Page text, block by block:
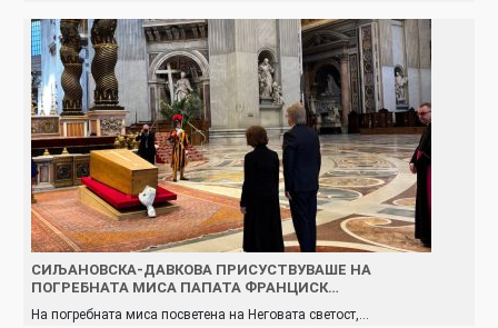
СИЉАНОВСКА-ДАВКОВА ПРИСУСТВУВАШЕ НА
ПОГРЕБНАТА МИСА ПАПАТА ФРАНЦИСК…
На погребната миса посветена на Неговата светост,…